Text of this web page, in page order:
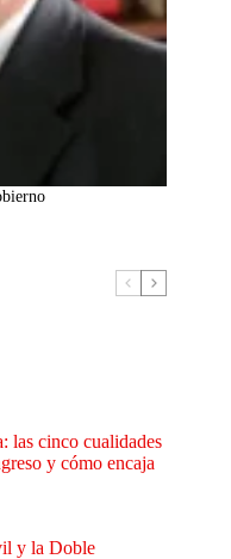
las cinco cualidades
y cómo encaja
y la Doble